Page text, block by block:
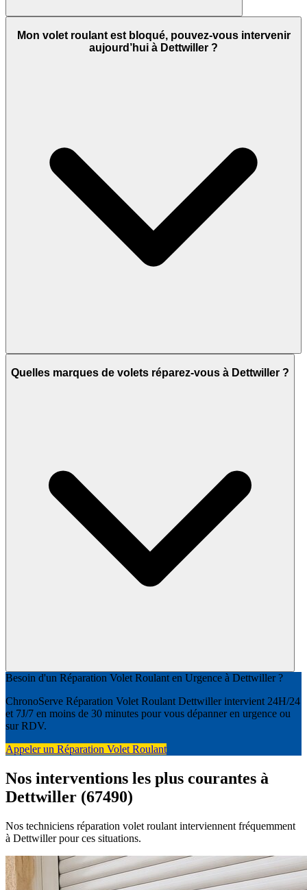
Mon volet roulant est bloqué, pouvez-vous intervenir
aujourd’hui à Dettwiller ?
Quelles marques de volets réparez-vous à Dettwiller ?
Besoin d'un Réparation Volet Roulant en Urgence à Dettwiller ?
ChronoServe Réparation Volet Roulant Dettwiller intervient 24H/24
et 7J/7 en moins de 30 minutes pour vous dépanner en urgence ou
sur RDV.
Appeler un Réparation Volet Roulant
Nos interventions les plus courantes à
Dettwiller (67490)
Nos techniciens réparation volet roulant interviennent fréquemment
à Dettwiller pour ces situations.